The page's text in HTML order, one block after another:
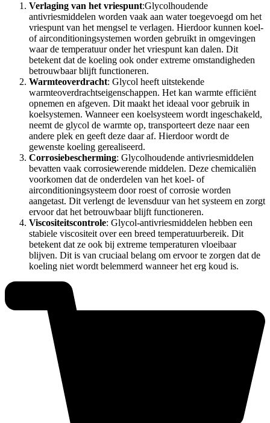
Verlaging van het vriespunt:Glycolhoudende
antivriesmiddelen worden vaak aan water toegevoegd om het
vriespunt van het mengsel te verlagen. Hierdoor kunnen koel-
of airconditioningsystemen worden gebruikt in omgevingen
waar de temperatuur onder het vriespunt kan dalen. Dit
betekent dat de koeling ook onder extreme omstandigheden
betrouwbaar blijft functioneren.
Warmteoverdracht: Glycol heeft uitstekende
warmteoverdrachtseigenschappen. Het kan warmte efficiënt
opnemen en afgeven. Dit maakt het ideaal voor gebruik in
koelsystemen. Wanneer een koelsysteem wordt ingeschakeld,
neemt de glycol de warmte op, transporteert deze naar een
andere plek en geeft deze daar af. Hierdoor wordt de
gewenste koeling gerealiseerd.
Corrosiebescherming: Glycolhoudende antivriesmiddelen
bevatten vaak corrosiewerende middelen. Deze chemicaliën
voorkomen dat de onderdelen van het koel- of
airconditioningsysteem door roest of corrosie worden
aangetast. Dit verlengt de levensduur van het systeem en zorgt
ervoor dat het betrouwbaar blijft functioneren.
Viscositeitscontrole: Glycol-antivriesmiddelen hebben een
stabiele viscositeit over een breed temperatuurbereik. Dit
betekent dat ze ook bij extreme temperaturen vloeibaar
blijven. Dit is van cruciaal belang om ervoor te zorgen dat de
koeling niet wordt belemmerd wanneer het erg koud is.